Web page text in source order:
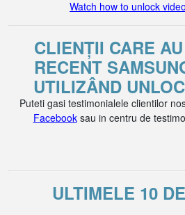
Watch how to unlock
CLIENȚII CARE
RECENT
UTILIZÂND
Puteti gasi testimonialele clientilor
Facebooksau in centru de
ULTIMELE 10